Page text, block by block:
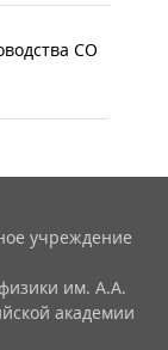
СО
учреждение
им. А.А.
академии